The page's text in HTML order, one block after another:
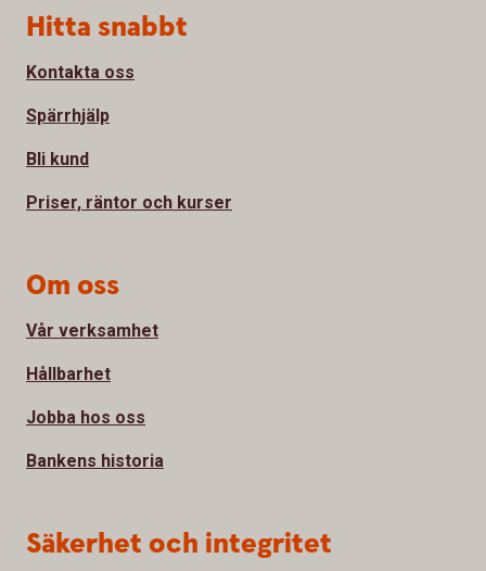
Sidfot
Hitta snabbt
Kontakta oss
Spärrhjälp
Bli kund
Priser, räntor och kurser
Om oss
Vår verksamhet
Hållbarhet
Jobba hos oss
Bankens historia
Säkerhet och integritet